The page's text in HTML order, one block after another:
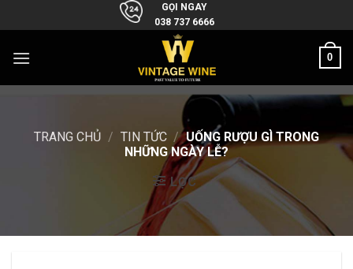
to
GỌI NGAY
038 737 6666
0
TRANG CHỦ / TIN TỨC / UỐNG RƯỢU GÌ TRONG
NHỮNG NGÀY LỄ?
LỌC